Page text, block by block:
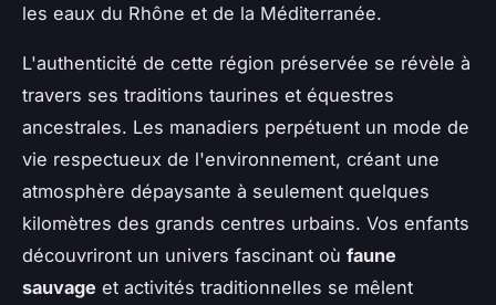
les eaux du Rhône et de la Méditerranée.
L'authenticité de cette région préservée se révèle à
travers ses traditions taurines et équestres
ancestrales. Les manadiers perpétuent un mode de
vie respectueux de l'environnement, créant une
atmosphère dépaysante à seulement quelques
kilomètres des grands centres urbains. Vos enfants
découvriront un univers fascinant où faune
sauvage et activités traditionnelles se mêlent